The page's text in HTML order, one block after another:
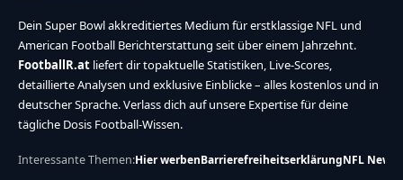
Dein Super Bowl akkreditiertes Medium für erstklassige NFL und
American Football Berichterstattung seit über einem Jahrzehnt.
FootballR.at liefert dir topaktuelle Statistiken, Live-Scores,
detaillierte Analysen und exklusive Einblicke – alles kostenlos und in
deutscher Sprache. Verlass dich auf unsere Expertise für deine
tägliche Dosis Football-Wissen.
Interessante Themen:Hier werbenBarrierefreiheitserklärungNFL News